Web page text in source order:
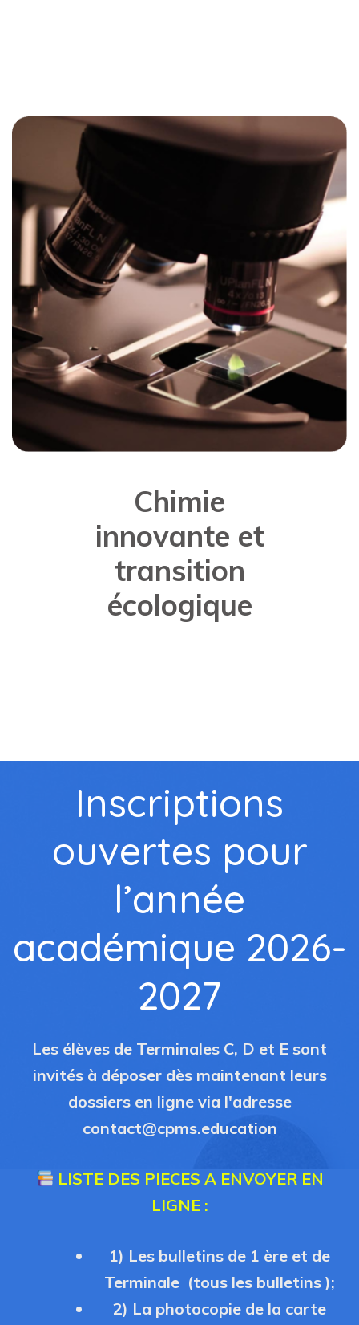
Chimie
innovante et
transition
écologique
Inscriptions
ouvertes pour
l’année
académique 2026-
2027
Les élèves de Terminales C, D et E sont
invités à déposer dès maintenant leurs
dossiers en ligne via l'adresse
contact@cpms.education
LISTE DES PIECES A ENVOYER EN
LIGNE :
1) Les bulletins de 1 ère et de
Terminale (tous les bulletins );
2) La photocopie de la carte